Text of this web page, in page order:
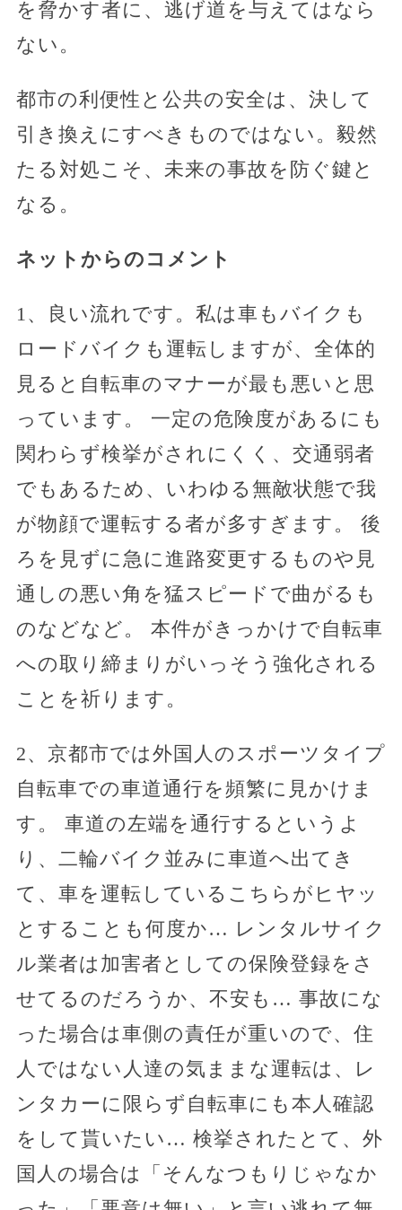
を脅かす者に、逃げ道を与えてはなら
ない。
都市の利便性と公共の安全は、決して
引き換えにすべきものではない。毅然
たる対処こそ、未来の事故を防ぐ鍵と
なる。
ネットからのコメント
1、良い流れです。私は車もバイクも
ロードバイクも運転しますが、全体的
見ると自転車のマナーが最も悪いと思
っています。 一定の危険度があるにも
関わらず検挙がされにくく、交通弱者
でもあるため、いわゆる無敵状態で我
が物顔で運転する者が多すぎます。 後
ろを見ずに急に進路変更するものや見
通しの悪い角を猛スピードで曲がるも
のなどなど。 本件がきっかけで自転車
への取り締まりがいっそう強化される
ことを祈ります。
2、京都市では外国人のスポーツタイプ
自転車での車道通行を頻繁に見かけま
す。 車道の左端を通行するというよ
り、二輪バイク並みに車道へ出てき
て、車を運転しているこちらがヒヤッ
とすることも何度か… レンタルサイク
ル業者は加害者としての保険登録をさ
せてるのだろうか、不安も… 事故にな
った場合は車側の責任が重いので、住
人ではない人達の気ままな運転は、レ
ンタカーに限らず自転車にも本人確認
をして貰いたい… 検挙されたとて、外
国人の場合は「そんなつもりじゃなか